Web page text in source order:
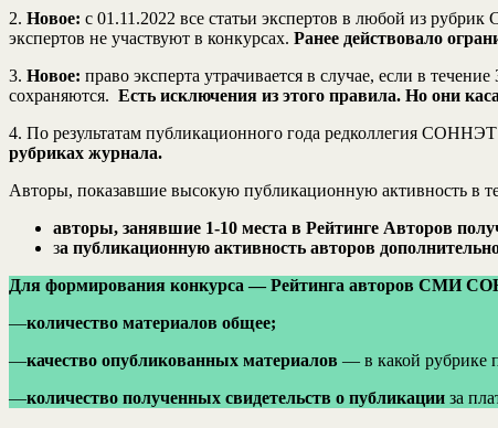
2. Новое: с 01.11.2022 все статьи экспертов в любой из
экспертов не участвуют в конкурсах. Ранее действовало
3. Новое: право эксперта утрачивается в случае, если в
сохраняются. Есть исключения из этого правила. Но они
4. По результатам публикационного года редколлегия
рубриках журнала.
Авторы, показавшие высокую публикационную активность в
авторы, занявшие 1-10 места в Рейтинге Авторов
за публикационную активность авторов
Для формирования конкурса — Рейтинга авторов СМИ
—количество материалов общее;
—качество опубликованных материалов — в какой рубрике
—количество полученных свидетельств о публикации за